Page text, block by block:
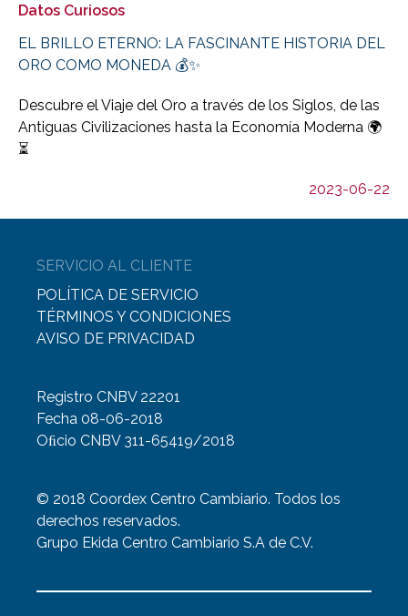
Datos Curiosos
EL BRILLO ETERNO: LA FASCINANTE HISTORIA DEL
ORO COMO MONEDA 💰✨
Descubre el Viaje del Oro a través de los Siglos, de las
Antiguas Civilizaciones hasta la Economía Moderna 🌍
⏳
2023-06-22
SERVICIO AL CLIENTE
POLÍTICA DE SERVICIO
TÉRMINOS Y CONDICIONES
AVISO DE PRIVACIDAD
Registro CNBV 22201
Fecha 08-06-2018
Oﬁcio CNBV 311-65419/2018
© 2018 Coordex Centro Cambiario. Todos los
derechos reservados.
Grupo Ekida Centro Cambiario S.A de C.V.